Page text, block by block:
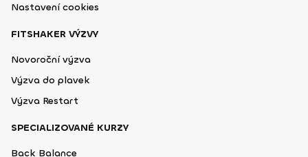
Nastavení cookies
FITSHAKER VÝZVY
Novoroční výzva
Výzva do plavek
Výzva Restart
SPECIALIZOVANÉ KURZY
Back Balance